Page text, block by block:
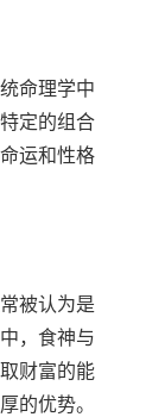
命理学中
定的组合
运和性格
被认为是
，食神与
财富的能
的优势。